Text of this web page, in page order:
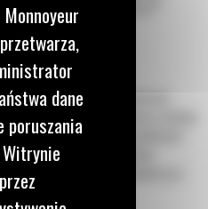
zawierają wewnętrzne tłumiki lub
zapewniać odpowiednią ochronę i estetykę
lub opcjonalnych dwuściankowych
zapobiegających wyciekom
przed nimi.
dane
poruszania